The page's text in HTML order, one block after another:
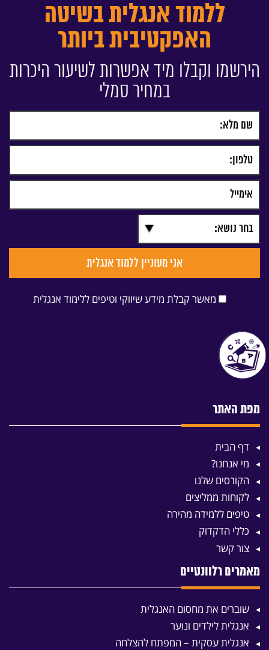
ללמוד אנגלית בשיטה
האפקטיבית ביותר
הירשמו וקבלו מיד אפשרות לשיעור היכרות
במחיר סמלי
מאשר קבלת מידע שיווקי וטיפים ללימוד אנגלית
מפת האתר
דף הבית
מי אנחנו?
הקורסים שלנו
לקוחות ממליצים
טיפים ללמידה מהירה
כללי הדקדוק
צור קשר
מאמרים רלוונטיים
שוברים את מחסום האנגלית
אנגלית לילדים ונוער
אנגלית עסקית – המפתח להצלחה